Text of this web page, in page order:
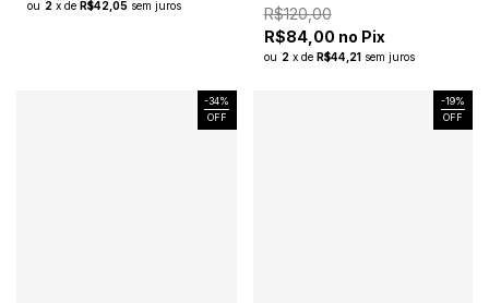
ou 2 x de R$42,05 sem juros
R$120,00
R$84,00 no Pix
ou 2 x de R$44,21 sem juros
-34%
OFF
-19%
OFF